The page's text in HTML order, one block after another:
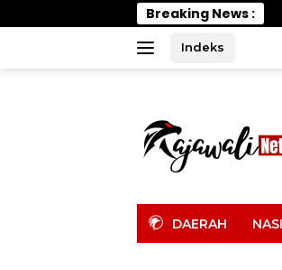
ke
Breaking News :
Indeks
DAERAH